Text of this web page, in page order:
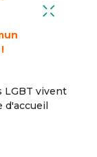
LGBT vivent
d'accueil